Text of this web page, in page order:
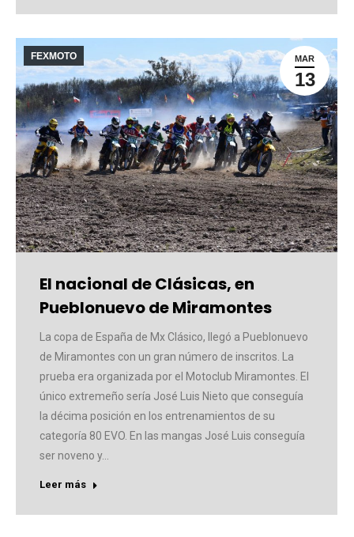
MAR
13
FEXMOTO
El nacional de Clásicas, en
Pueblonuevo de Miramontes
La copa de España de Mx Clásico, llegó a Pueblonuevo
de Miramontes con un gran número de inscritos. La
prueba era organizada por el Motoclub Miramontes. El
único extremeño sería José Luis Nieto que conseguía
la décima posición en los entrenamientos de su
categoría 80 EVO. En las mangas José Luis conseguía
ser noveno y…
Leer más